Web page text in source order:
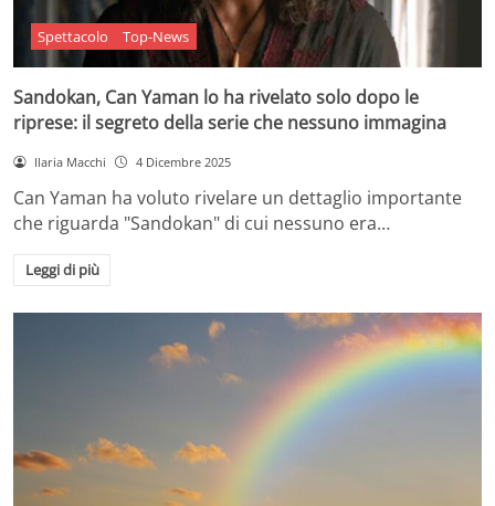
Spettacolo Top-News
Sandokan, Can Yaman lo ha rivelato solo dopo le
riprese: il segreto della serie che nessuno immagina
Ilaria Macchi 4 Dicembre 2025
Can Yaman ha voluto rivelare un dettaglio importante
che riguarda "Sandokan" di cui nessuno era…
Leggi di più